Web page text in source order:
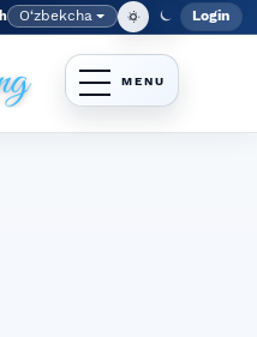
Language
O‘zbekcha Login